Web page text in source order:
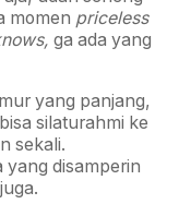
momen priceless
ga ada yang
yang panjang,
silaturahmi ke
sekali.
disamperin